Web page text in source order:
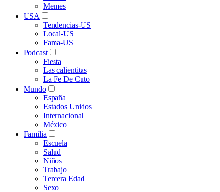
Memes
USA
Tendencias-US
Local-US
Fama-US
Podcast
Fiesta
Las calientitas
La Fe De Cuto
Mundo
España
Estados Unidos
Internacional
México
Familia
Escuela
Salud
Niños
Trabajo
Tercera Edad
Sexo